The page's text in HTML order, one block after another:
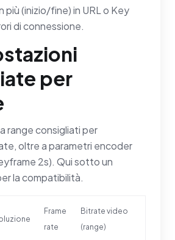
più (inizio/fine) in URL o Key
di connessione.
per
range consigliati per
oltre a parametri encoder
2s). Qui sotto un
la compatibilità.
Frame
rate
Bitrate video
(range)